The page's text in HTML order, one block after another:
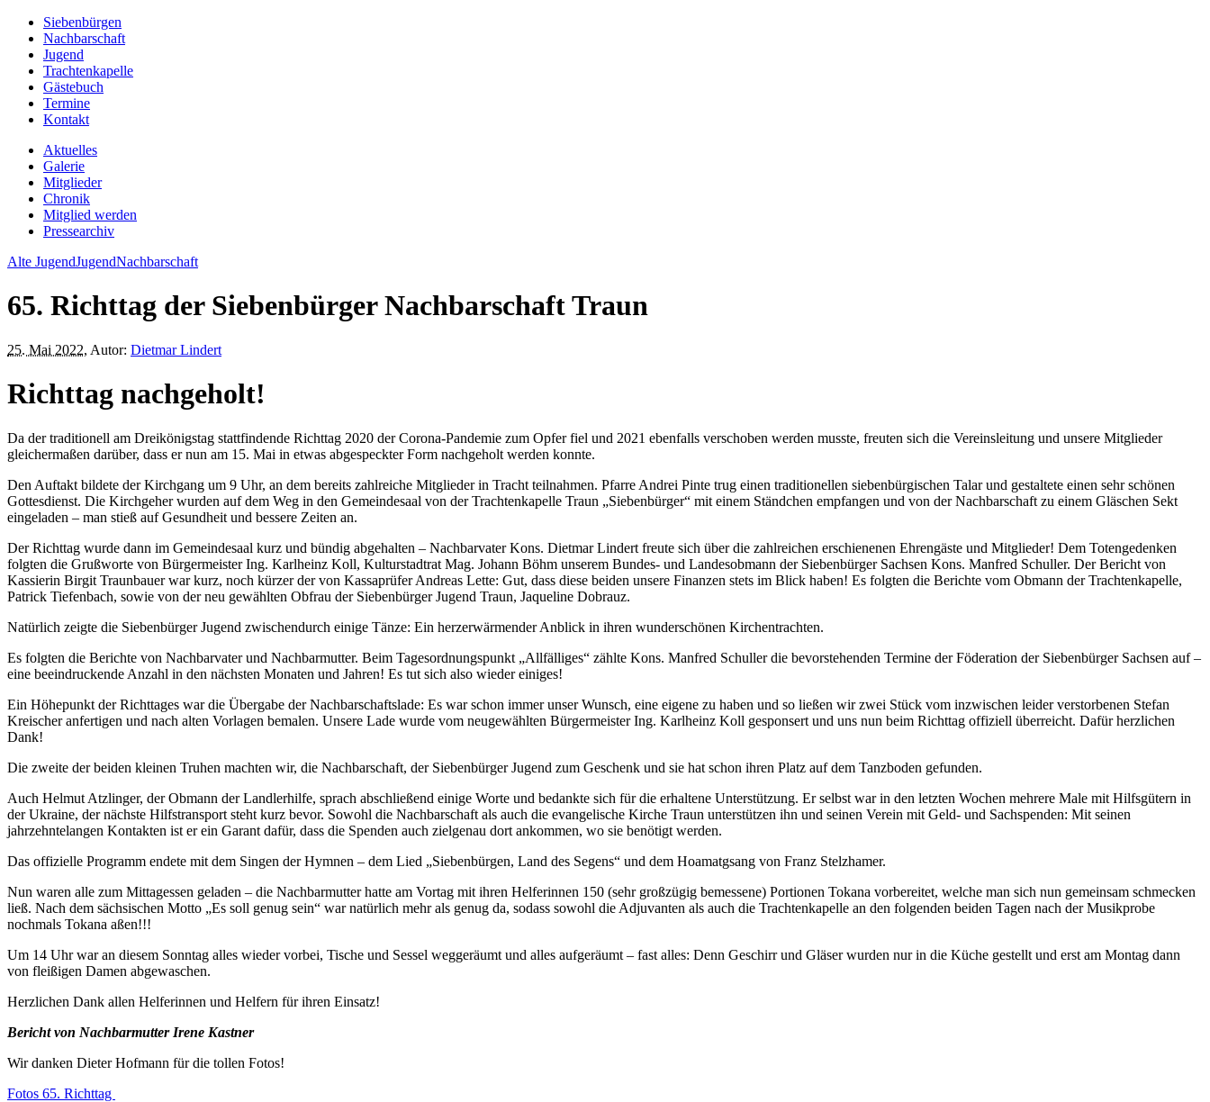
Siebenbürgen
Nachbarschaft
Jugend
Trachtenkapelle
Gästebuch
Termine
Kontakt
Aktuelles
Galerie
Mitglieder
Chronik
Mitglied werden
Pressearchiv
Alte JugendJugendNachbarschaft
65. Richttag der Siebenbürger Nachbarschaft Traun
25. Mai 2022, Autor: Dietmar Lindert
Richttag nachgeholt!
Da der traditionell am Dreikönigstag stattfindende Richttag 2020 der Corona-Pandemie zum Opfer fiel und 2021 ebenfalls verschoben werden musste, freuten sich die Vereinsleitung und unsere Mitglieder
gleichermaßen darüber, dass er nun am 15. Mai in etwas abgespeckter Form nachgeholt werden konnte.
Den Auftakt bildete der Kirchgang um 9 Uhr, an dem bereits zahlreiche Mitglieder in Tracht teilnahmen. Pfarre Andrei Pinte trug einen traditionellen siebenbürgischen Talar und gestaltete einen sehr schönen
Gottesdienst. Die Kirchgeher wurden auf dem Weg in den Gemeindesaal von der Trachtenkapelle Traun „Siebenbürger“ mit einem Ständchen empfangen und von der Nachbarschaft zu einem Gläschen Sekt
eingeladen – man stieß auf Gesundheit und bessere Zeiten an.
Der Richttag wurde dann im Gemeindesaal kurz und bündig abgehalten – Nachbarvater Kons. Dietmar Lindert freute sich über die zahlreichen erschienenen Ehrengäste und Mitglieder! Dem Totengedenken
folgten die Grußworte von Bürgermeister Ing. Karlheinz Koll, Kulturstadtrat Mag. Johann Böhm unserem Bundes- und Landesobmann der Siebenbürger Sachsen Kons. Manfred Schuller. Der Bericht von
Kassierin Birgit Traunbauer war kurz, noch kürzer der von Kassaprüfer Andreas Lette: Gut, dass diese beiden unsere Finanzen stets im Blick haben! Es folgten die Berichte vom Obmann der Trachtenkapelle,
Patrick Tiefenbach, sowie von der neu gewählten Obfrau der Siebenbürger Jugend Traun, Jaqueline Dobrauz.
Natürlich zeigte die Siebenbürger Jugend zwischendurch einige Tänze: Ein herzerwärmender Anblick in ihren wunderschönen Kirchentrachten.
Es folgten die Berichte von Nachbarvater und Nachbarmutter. Beim Tagesordnungspunkt „Allfälliges“ zählte Kons. Manfred Schuller die bevorstehenden Termine der Föderation der Siebenbürger Sachsen auf –
eine beeindruckende Anzahl in den nächsten Monaten und Jahren! Es tut sich also wieder einiges!
Ein Höhepunkt der Richttages war die Übergabe der Nachbarschaftslade: Es war schon immer unser Wunsch, eine eigene zu haben und so ließen wir zwei Stück vom inzwischen leider verstorbenen Stefan
Kreischer anfertigen und nach alten Vorlagen bemalen. Unsere Lade wurde vom neugewählten Bürgermeister Ing. Karlheinz Koll gesponsert und uns nun beim Richttag offiziell überreicht. Dafür herzlichen
Dank!
Die zweite der beiden kleinen Truhen machten wir, die Nachbarschaft, der Siebenbürger Jugend zum Geschenk und sie hat schon ihren Platz auf dem Tanzboden gefunden.
Auch Helmut Atzlinger, der Obmann der Landlerhilfe, sprach abschließend einige Worte und bedankte sich für die erhaltene Unterstützung. Er selbst war in den letzten Wochen mehrere Male mit Hilfsgütern in
der Ukraine, der nächste Hilfstransport steht kurz bevor. Sowohl die Nachbarschaft als auch die evangelische Kirche Traun unterstützen ihn und seinen Verein mit Geld- und Sachspenden: Mit seinen
jahrzehntelangen Kontakten ist er ein Garant dafür, dass die Spenden auch zielgenau dort ankommen, wo sie benötigt werden.
Das offizielle Programm endete mit dem Singen der Hymnen – dem Lied „Siebenbürgen, Land des Segens“ und dem Hoamatgsang von Franz Stelzhamer.
Nun waren alle zum Mittagessen geladen – die Nachbarmutter hatte am Vortag mit ihren Helferinnen 150 (sehr großzügig bemessene) Portionen Tokana vorbereitet, welche man sich nun gemeinsam schmecken
ließ. Nach dem sächsischen Motto „Es soll genug sein“ war natürlich mehr als genug da, sodass sowohl die Adjuvanten als auch die Trachtenkapelle an den folgenden beiden Tagen nach der Musikprobe
nochmals Tokana aßen!!!
Um 14 Uhr war an diesem Sonntag alles wieder vorbei, Tische und Sessel weggeräumt und alles aufgeräumt – fast alles: Denn Geschirr und Gläser wurden nur in die Küche gestellt und erst am Montag dann
von fleißigen Damen abgewaschen.
Herzlichen Dank allen Helferinnen und Helfern für ihren Einsatz!
Bericht von Nachbarmutter Irene Kastner
Wir danken Dieter Hofmann für die tollen Fotos!
Fotos 65. Richttag